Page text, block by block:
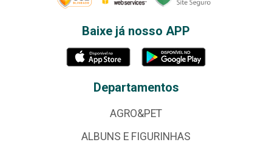
Baixe já nosso APP
Departamentos
AGRO&PET
ALBUNS E FIGURINHAS